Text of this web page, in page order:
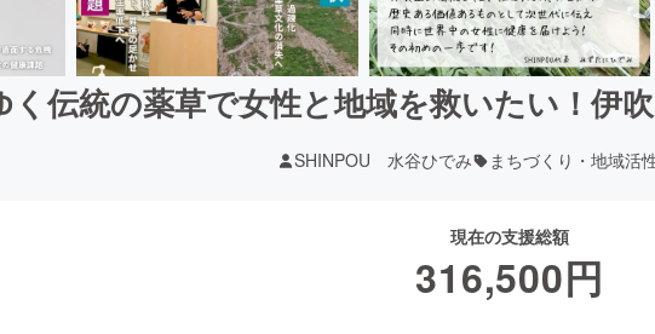
く伝統の薬草で女性と地域を救いたい！伊
SHINPOU 水谷ひでみ まちづくり・地域活
現在の支援総額
316,500円